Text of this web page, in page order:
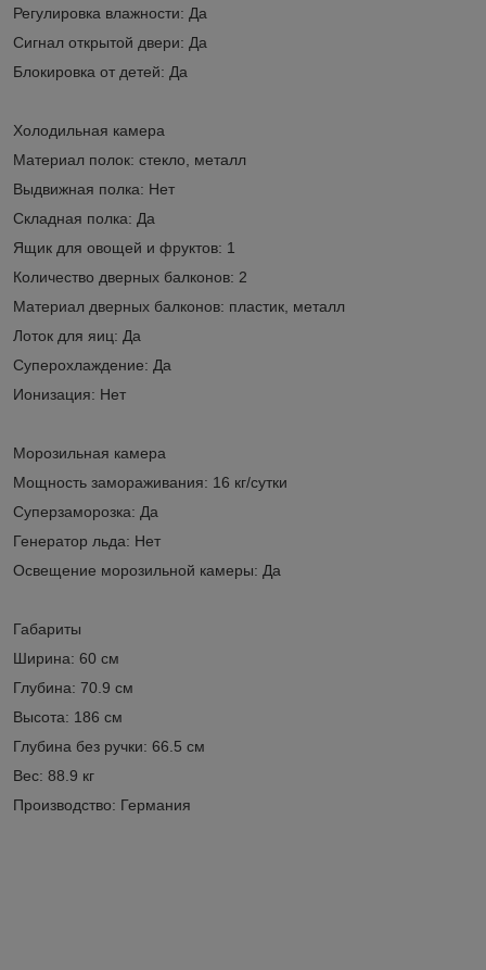
Регулировка влажности: Да
Сигнал открытой двери: Да
Блокировка от детей: Да
Холодильная камера
Материал полок: стекло, металл
Выдвижная полка: Нет
Складная полка: Да
Ящик для овощей и фруктов: 1
Количество дверных балконов: 2
Материал дверных балконов: пластик, металл
Лоток для яиц: Да
Суперохлаждение: Да
Ионизация: Нет
Морозильная камера
Мощность замораживания: 16 кг/сутки
Суперзаморозка: Да
Генератор льда: Нет
Освещение морозильной камеры: Да
Габариты
Ширина: 60 см
Глубина: 70.9 см
Высота: 186 см
Глубина без ручки: 66.5 см
Вес: 88.9 кг
Производство: Германия